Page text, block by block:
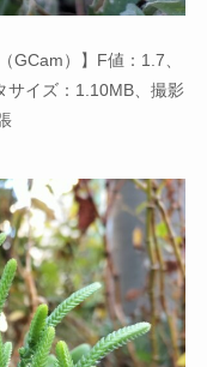
GCam）】F値：1.7、
サイズ：1.10MB、撮影